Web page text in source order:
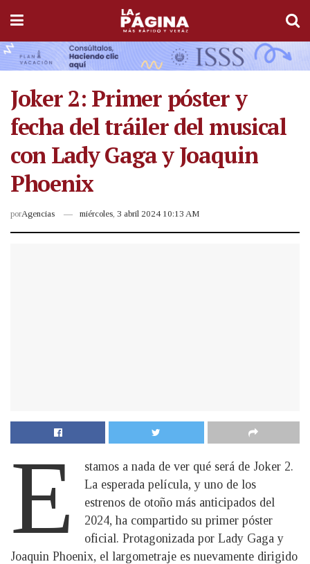
Joker 2: Primer póster y
fecha del tráiler del musical
con Lady Gaga y Joaquin
Phoenix
porAgencias miércoles, 3 abril 2024 10:13 AM
E
stamos a nada de ver qué será de Joker 2.
La esperada película, y uno de los
estrenos de otoño más anticipados del
2024, ha compartido su primer póster
oficial. Protagonizada por Lady Gaga y
Joaquin Phoenix, el largometraje es nuevamente dirigido